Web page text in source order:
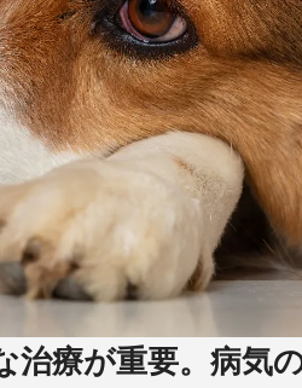
治療が重要。病気